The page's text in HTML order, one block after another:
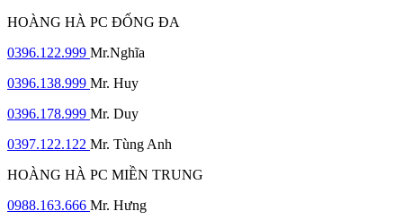
HOÀNG HÀ PC ĐỐNG ĐA
0396.122.999 Mr.Nghĩa
0396.138.999 Mr. Huy
0396.178.999 Mr. Duy
0397.122.122 Mr. Tùng Anh
HOÀNG HÀ PC MIỀN TRUNG
0988.163.666 Mr. Hưng